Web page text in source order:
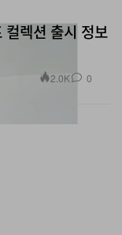
렉션 출시 정보
2.0K 0